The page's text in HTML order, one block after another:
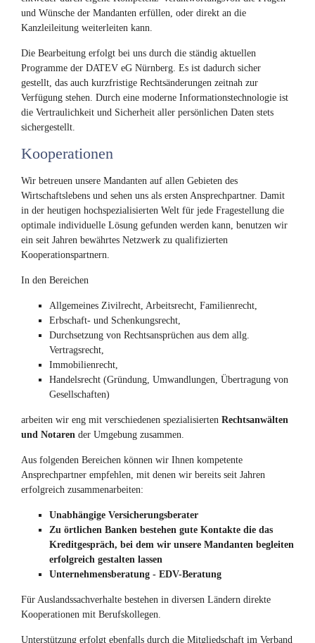
und Wünsche der Mandanten erfüllen, oder direkt an die
Kanzleileitung weiterleiten kann.
Die Bearbeitung erfolgt bei uns durch die ständig aktuellen
Programme der DATEV eG Nürnberg. Es ist dadurch sicher
gestellt, das auch kurzfristige Rechtsänderungen zeitnah zur
Verfügung stehen. Durch eine moderne Informationstechnologie ist
die Vertraulichkeit und Sicherheit aller persönlichen Daten stets
sichergestellt.
Kooperationen
Wir betreuen unsere Mandanten auf allen Gebieten des
Wirtschaftslebens und sehen uns als ersten Ansprechpartner. Damit
in der heutigen hochspezialisierten Welt für jede Fragestellung die
optimale individuelle Lösung gefunden werden kann, benutzen wir
ein seit Jahren bewährtes Netzwerk zu qualifizierten
Kooperationspartnern.
In den Bereichen
Allgemeines Zivilrecht, Arbeitsrecht, Familienrecht,
Erbschaft- und Schenkungsrecht,
Durchsetzung von Rechtsansprüchen aus dem allg.
Vertragsrecht,
Immobilienrecht,
Handelsrecht (Gründung, Umwandlungen, Übertragung von
Gesellschaften)
arbeiten wir eng mit verschiedenen spezialisierten Rechtsanwälten
und Notaren der Umgebung zusammen.
Aus folgenden Bereichen können wir Ihnen kompetente
Ansprechpartner empfehlen, mit denen wir bereits seit Jahren
erfolgreich zusammenarbeiten:
Unabhängige Versicherungsberater
Zu örtlichen Banken bestehen gute Kontakte die das
Kreditgespräch, bei dem wir unsere Mandanten begleiten
erfolgreich gestalten lassen
Unternehmensberatung - EDV-Beratung
Für Auslandssachverhalte bestehen in diversen Ländern direkte
Kooperationen mit Berufskollegen.
Unterstützung erfolgt ebenfalls durch die Mitgliedschaft im Verband